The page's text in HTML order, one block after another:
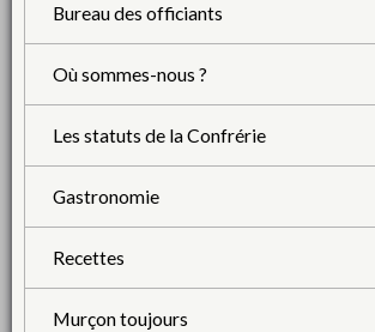
Bureau des officiants
Où sommes-nous ?
Les statuts de la Confrérie
Gastronomie
Recettes
Murçon toujours